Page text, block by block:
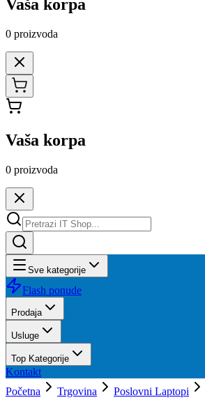
Vaša korpa
0 proizvoda
Vaša korpa
0 proizvoda
Sve kategorije
Flash ponude
Prodaja
Usluge
Top Kategorije
Kontakt
Početna
Trgovina Poslovni Laptopi